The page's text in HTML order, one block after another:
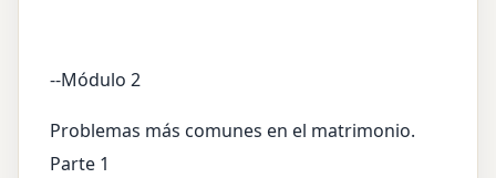
--Módulo 2
Problemas más comunes en el matrimonio.
Parte 1